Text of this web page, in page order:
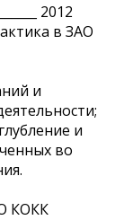
2012
в ЗАО
и
и
во
КОКК